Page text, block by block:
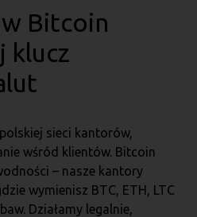
Bitcoin
klucz
sieci kantorów,
wśród klientów. Bitcoin
– nasze kantory
wymienisz BTC, ETH, LTC
Działamy legalnie,